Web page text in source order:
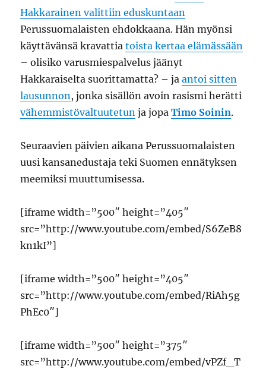
Hakkarainen valittiin eduskuntaan
Perussuomalaisten ehdokkaana. Hän myönsi
käyttävänsä kravattiatoista kertaa elämässään
– olisiko varusmiespalvelus jäänyt
Hakkaraiselta suorittamatta? – jaantoi sitten
lausunnon, jonka sisällön avoin rasismi herätti
vähemmistövaltuutetun ja jopaTimo Soinin.
Seuraavien päivien aikana Perussuomalaisten
uusi kansanedustaja teki Suomen ennätyksen
meemiksi muuttumisessa.
[iframe width=”500″ height=”405″
src=”http://www.youtube.com/embed/S6ZeB8
kn1kI”]
[iframe width=”500″ height=”405″
src=”http://www.youtube.com/embed/RiAh5g
PhEc0″]
[iframe width=”500″ height=”375″
src=”http://www.youtube.com/embed/vPZf_T